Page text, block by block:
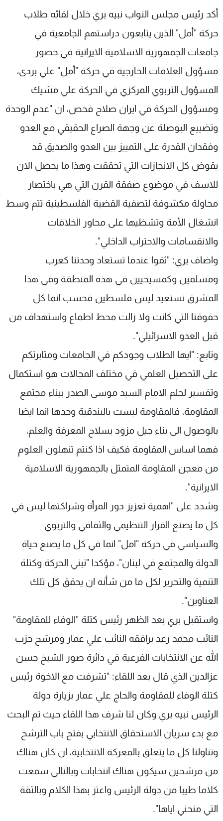
أكد رئيس مجلس النواب نبيه بري خلال لقائه طلاب
حركة "أمل" الذين يتابعون دراستهم الجامعية في
جامعات الجمهورية الاسلامية الايرانية في حضور
مسؤول العلاقات الخارجية في حركة "أمل" علي بردى،
المسؤول التربوي المركزي في الحركة علي مشيك
ومسؤول الحركة في ايران صلاح فحص، ان "عدم الوحدة
وتضييع البوصلة عن وجهة الصراع الحقيقي مع العدو
وفقدان القدرة على التمييز بين العدو والصديق قد
يقوض كل الانجازات التي تحققت وهذا ما يحصل الان
للاسف في موضوع صفقة القرن التي هي باختصار
محاولة مكشوفة لتصفية القضية الفلسطينية تتم وسط
انشغال الأمة وتشظيها على محاور الخلافات
والانقسامات والاحتراب الداخلي".
واضاف بري: "ثقوا عندما تستعاد وحدتنا كعرب
ومسلمين وكمسيحيين في هذه المنطقة وفي هذا
المشرق نستعيد ليس فلسطين فحسب انما كل
حقوقنا التي كانت ولا زالت محط اطماع واستهداف من
قبل العدو الاسرائيلي".
وتابع: "ايها الطلاب وجودكم في الجامعات ومثابرتكم
على التحصيل العلمي في مختلف المجالات هو استكمال
وتفسير لحلم الامام السيد موسى الصدر ببناء مجتمع
المقاومة، فالمقاومة ليست بالبندقية وحدها انما ايضا
بالوصول الى بناء جيل مزود بسلاح المعرفة والعلم،
فهما اساس المقاومة فكيف اذا كنتم تنهلون العلوم
من معجن المقاومة المتمثل بالجمهورية الاسلامية
الايرانية".
وشدد على "اهمية تعزيز دور المرأة وشراكتها ليس في
كل ما يصنع القرار التنظيمي والثقافي والتربوي
والسياسي في حركة "امل" انما في كل ما يصنع حياة
الدولة والمجتمع في لبنان"، مؤكدا "تبني الحركة وكتلة
التنمية والتحرير لكل ما من شأنه ان يحقق كل تلك
العناوين".
واستقبل بري بعد الظهر رئيس كتلة "الوفاء للمقاومة"
النائب محمد رعد يرافقه النائب علي عمار ومرشح حزب
الله عن الانتخابات الفرعية في دائرة صور الشيخ حسن
عزالدين الذي قال بعد اللقاء: "تشرفت مع الاخوة رئيس
كتلة الوفاء للمقاومة والحاج علي عمار بزيارة دولة
الرئيس نبيه بري وكان لنا شرف هذا اللقاء حيث تم البحث
مع بدء سريان الاستحقاق الانتخابي بفتح باب الترشح
وتناولنا كل ما يتعلق بالمعركة الانتخابية، ان كان هناك
من مرشحين سيكون هناك انتخابات وبالتالي سمعت
كلاما طيبا من دولة الرئيس واعتز بهذا الكلام وبالثقة
التي منحني اياها".
شاهد البرامج
الترددات
عن MTV
الإنـتـاج
لاعلاناتكم
وظائف
تواصل معنا
شروط الإسـتخدام
سياسة الخصوصية